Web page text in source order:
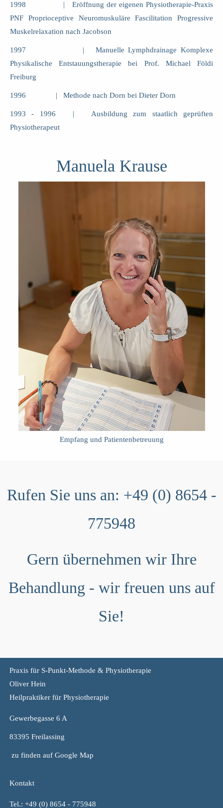
1998 | Eröffnung der eigenen Physiotherapie-Praxis
PNF Proprioceptive Neuromuskuläre Fascilitation Progressive
Muskelrelaxation nach Jacobson
1997 | Manuelle Lymphdrainage Komplexe
Physikalische Entstauungstherapie bei Prof. Michael Földi
Freiburg
1996 | Methode nach Dorn bei Dieter Dorn
1993 - 1996 | Ausbildung zum staatlich geprüften
Physiotherapeut
Manuela Krause
Empfang und Patientenbetreuung
Rufen Sie uns an: +49 (0) 8654 -
775948
Gern übernehmen wir Ihre
Behandlung - wir freuen uns auf
Sie!
Praxis für S-Punkt-Methode & Physiotherapie
Oliver Hein
Heilpraktiker für Physiotherapie
Gewerbegasse 6 A
83395 Freilassing
zu finden auf Google Map
Kontakt
Tel.: +49 (0) 8654 - 775948